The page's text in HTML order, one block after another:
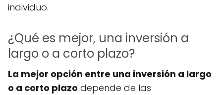
individuo.
¿Qué es mejor, una inversión a
largo o a corto plazo?
La mejor opción entre una inversión a largo
o a corto plazo depende de las